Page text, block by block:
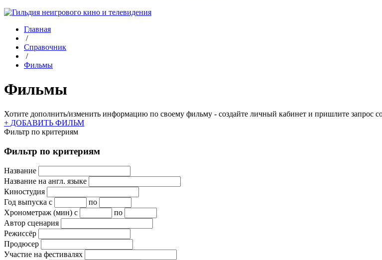
Главная
/
Справочник
/
Фильмы
Фильмы
Хотите дополнить/изменить информацию по своему фильму - создайте личный кабинет и пришлите запрос
+ ДОБАВИТЬ ФИЛЬМ
Фильтр по критериям
Фильтр по критериям
Название
Название на англ. языке
Киностудия
Год выпуска с
по
Хронометраж (мин) с
по
Автор сценария
Режиссёр
Продюсер
Участие на фестивалях